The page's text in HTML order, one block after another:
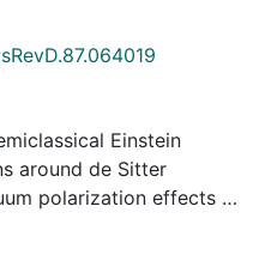
Einstein
around de Sitter
polarization effects of
method of order